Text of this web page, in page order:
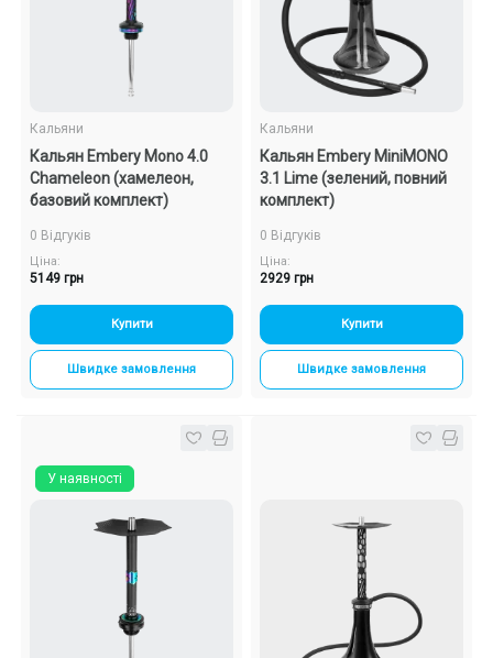
Кальяни
Кальян Embery Mono 4.0
Chameleon (хамелеон,
базовий комплект)
0 Відгуків
Ціна:
5149 грн
Купити
Швидке замовлення
Кальяни
Кальян Embery MiniMONO
3.1 Lime (зелений, повний
комплект)
0 Відгуків
Ціна:
2929 грн
Купити
Швидке замовлення
У наявності